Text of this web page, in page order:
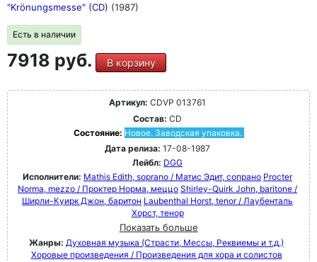
"Krönungsmesse" (CD) (1987)
Есть в наличии
7918 руб. В корзину
Артикул: CDVP 013761
Состав: CD
Состояние: Новое. Заводская упаковка.
Дата релиза: 17-08-1987
Лейбл: DGG
Исполнители: Mathis Edith, soprano / Матис Эдит, сопрано Procter
Norma, mezzo / Проктер Норма, меццо Shirley-Quirk John, baritone /
Ширли-Куирк Джон, баритон Laubenthal Horst, tenor / Лаубенталь
Хорст, тенор
Показать больше
Жанры: Духовная музыка (Страсти, Мессы, Реквиемы и т.д.)
Хоровые произведения / Произведения для хора и солистов